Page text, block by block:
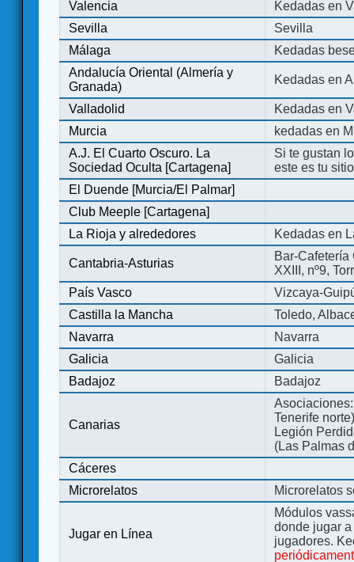
Valencia
Kedadas en
Sevilla
Sevilla
Málaga
Kedadas
Andalucía Oriental (Almería y
Granada)
Kedadas en
Valladolid
Kedadas en
Murcia
kedadas en
A.J. El Cuarto Oscuro. La
Sociedad Oculta [Cartagena]
Si te gustan
este es tu
El Duende [Murcia/El Palmar]
Club Meeple [Cartagena]
La Rioja y alrededores
Kedadas en
Cantabria-Asturias
Bar-
XXIII, nº9,
País Vasco
Vizcaya-
Castilla la Mancha
Toledo,
Navarra
Navarra
Galicia
Galicia
Badajoz
Badajoz
Canarias
Tenerife
Legión
(Las Palmas
Cáceres
Microrelatos
Microrelatos
Jugar en Línea
Módulos
donde jugar
jugadores.